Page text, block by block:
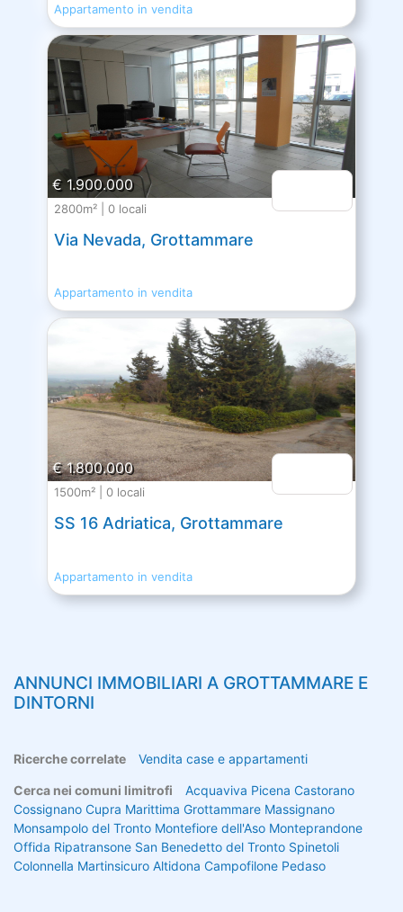
Appartamento in vendita
€ 1.900.000
2800m² | 0 locali
Via Nevada, Grottammare
Appartamento in vendita
€ 1.800.000
1500m² | 0 locali
SS 16 Adriatica, Grottammare
Appartamento in vendita
ANNUNCI IMMOBILIARI A GROTTAMMARE E
DINTORNI
Ricerche correlate Vendita case e appartamenti
Cerca nei comuni limitrofi Acquaviva Picena Castorano
Cossignano Cupra Marittima Grottammare Massignano
Monsampolo del Tronto Montefiore dell'Aso Monteprandone
Offida Ripatransone San Benedetto del Tronto Spinetoli
Colonnella Martinsicuro Altidona Campofilone Pedaso